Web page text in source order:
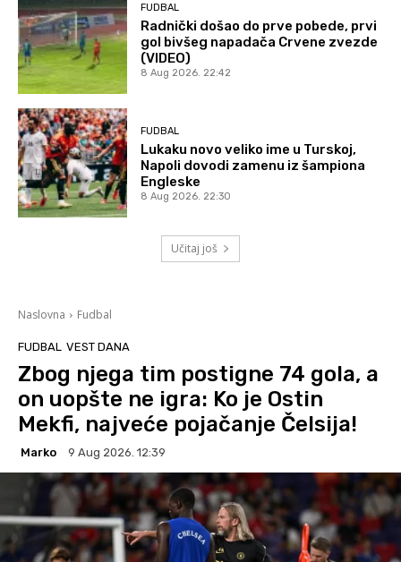
FUDBAL
Radnički došao do prve pobede, prvi
gol bivšeg napadača Crvene zvezde
(VIDEO)
8 Aug 2026. 22:42
FUDBAL
Lukaku novo veliko ime u Turskoj,
Napoli dovodi zamenu iz šampiona
Engleske
8 Aug 2026. 22:30
Učitaj još